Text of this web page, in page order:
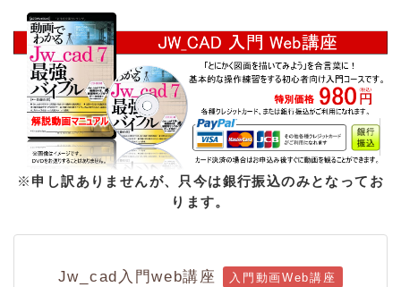
※ 申し訳ありませんが、只今は銀行振込のみとなってお
ります。
Jw_cad入門web講座 入門動画Web講座